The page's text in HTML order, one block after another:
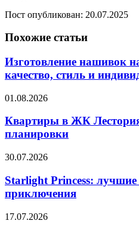
Пост опубликован: 20.07.2025
Похожие статьи
Изготовление нашивок
качество, стиль и
01.08.2026
Квартиры в ЖК
планировки
30.07.2026
Starlight Princess:
приключения
17.07.2026